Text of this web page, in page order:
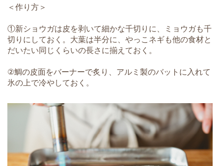
＜作り方＞
①新ショウガは皮を剥いて細かな千切りに、ミョウガも千
切りにしておく。大葉は半分に、やっこネギも他の食材と
だいたい同じくらいの長さに揃えておく。
②鯛の皮面をバーナーで炙り、アルミ製のバットに入れて
氷の上で冷やしておく。